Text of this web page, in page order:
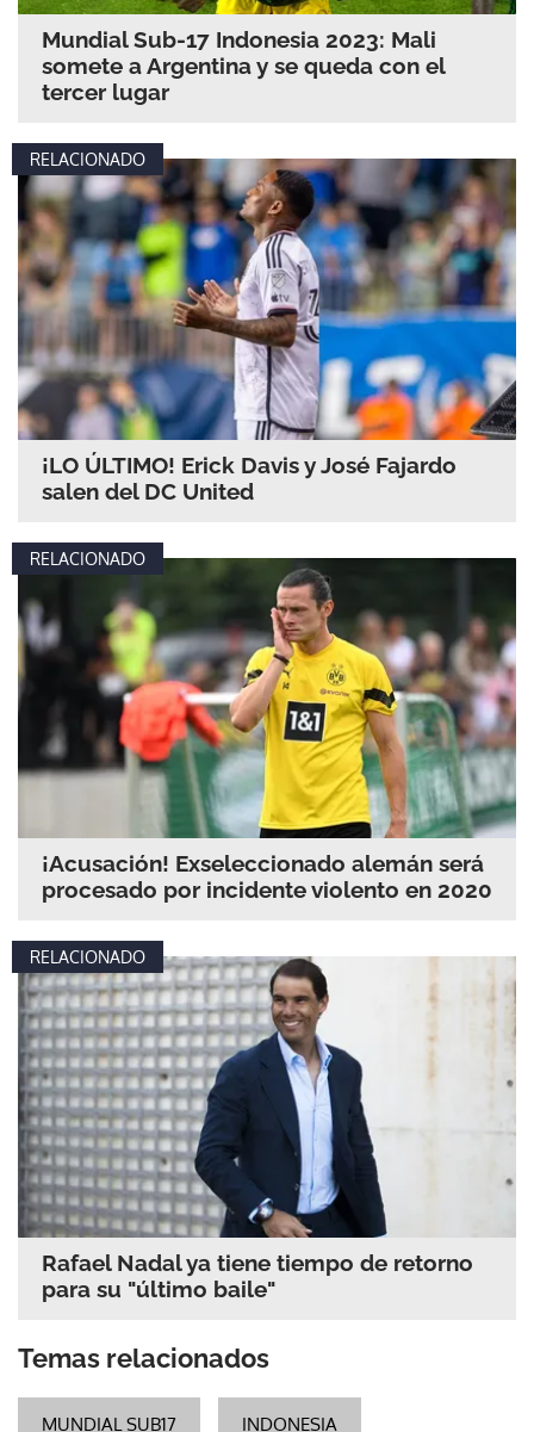
Mundial Sub-17 Indonesia 2023: Mali
somete a Argentina y se queda con el
tercer lugar
RELACIONADO
¡LO ÚLTIMO! Erick Davis y José Fajardo
salen del DC United
RELACIONADO
¡Acusación! Exseleccionado alemán será
procesado por incidente violento en 2020
RELACIONADO
Rafael Nadal ya tiene tiempo de retorno
para su "último baile"
Temas relacionados
MUNDIAL SUB17 INDONESIA